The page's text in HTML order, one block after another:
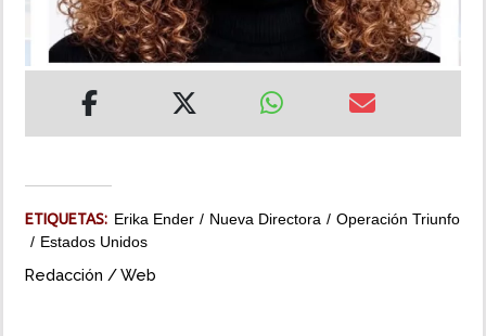
IMPRESO
ETIQUETAS: Erika Ender Nueva Directora
Operación Triunfo
Estados Unidos
Redacción / Web